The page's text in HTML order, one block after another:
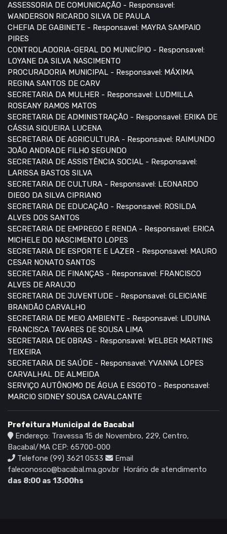
ASSESSORIA DE COMUNICAÇÃO - Responsavel:
WANDERSON RICARDO SILVA DE PAULA
CHEFIA DE GABINETE - Responsavel: MAYRA SAMPAIO
PIRES
CONTROLADORIA-GERAL DO MUNICÍPIO - Responsavel:
LOYANE DA SILVA NASCIMENTO
PROCURADORIA MUNICIPAL - Responsavel: MÁXIMA
REGINA SANTOS DE CARV
SECRETARIA DA MULHER - Responsavel: LUDMILLA
ROSEANY RAMOS MATOS
SECRETARIA DE ADMINISTRAÇÃO - Responsavel: ERIKA DE
CÁSSIA SIQUEIRA LUCENA
SECRETARIA DE AGRICULTURA - Responsavel: RAIMUNDO
JOÃO ANDRADE FILHO SEGUNDO
SECRETARIA DE ASSISTÊNCIA SOCIAL - Responsavel:
LARISSA BASTOS SILVA
SECRETARIA DE CULTURA - Responsavel: LEONARDO
DIEGO DA SILVA CIPRIANO
SECRETARIA DE EDUCAÇÃO - Responsavel: ROSILDA
ALVES DOS SANTOS
SECRETARIA DE EMPREGO E RENDA - Responsavel: ERICA
MICHELE DO NASCIMENTO LOPES
SECRETARIA DE ESPORTE E LAZER - Responsavel: MAURO
CESAR NONATO SANTOS
SECRETARIA DE FINANÇAS - Responsavel: FRANCISCO
ALVES DE ARAUJO
SECRETARIA DE JUVENTUDE - Responsavel: GLEICIANE
BRANDÃO CARVALHO
SECRETARIA DE MEIO AMBIENTE - Responsavel: LIDUINA
FRANCISCA TAVARES DE SOUSA LIMA
SECRETARIA DE OBRAS - Responsavel: WELBER MARTINS
TEIXEIRA
SECRETARIA DE SAÚDE - Responsavel: YVANNA LOPES
CARVALHAL DE ALMEIDA
SERVIÇO AUTÔNOMO DE ÁGUA E ESGOTO - Responsavel:
MARCIO SIDNEY SOUSA CAVALCANTE
Prefeitura Municipal de Bacabal
Endereço: Travessa 15 de Novembro, 229, Centro,
Bacabal/MA CEP: 65700-000
Telefone (99) 3621 0533
Email
faleconosco@bacabal.ma.gov.br
Horário de atendimento
das 8:00 as 13:00hs